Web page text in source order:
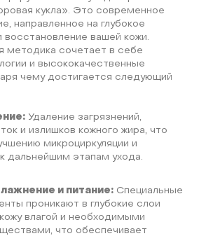
кукла». Это современное
направленное на глубокое
восстановление вашей кожи.
методика сочетает в себе
и высококачественные
чему достигается следующий
Удаление загрязнений,
и излишков кожного жира, что
микроциркуляции и
дальнейшим этапам ухода.
и питание: Специальные
проникают в глубокие слои
влагой и необходимыми
что обеспечивает